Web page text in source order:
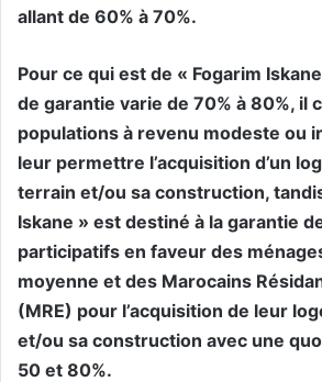
allant de 60% à 70%.
Pour ce qui est de « Fogarim
de garantie varie de 70% à 80%, il
populations à revenu modeste ou
leur permettre l’acquisition d’un
terrain et/ou sa construction,
Iskane » est destiné à la garantie
participatifs en faveur des
moyenne et des Marocains
(MRE) pour l’acquisition de leur
et/ou sa construction avec une
50 et 80%.